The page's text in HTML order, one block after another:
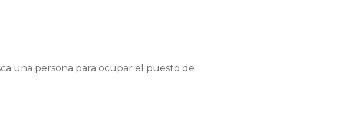
una persona para ocupar el puesto de